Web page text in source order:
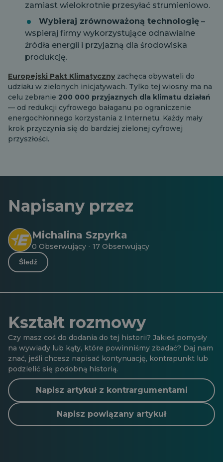
zamiast wielokrotnie przesyłać strumieniowo.
Wybieraj zrównoważoną technologię –
wspieraj firmy wykorzystujące odnawialne
źródła energii i przyjazną dla środowiska
produkcję.
Europejski Pakt Klimatycznyzachęca obywateli do
udziału w zielonych inicjatywach. Tylko tej wiosny ma na
celu zebranie 200 000 przyjaznych dla klimatu działań
— od redukcji cyfrowego bałaganu po ograniczenie
energochłonnego korzystania z Internetu. Każdy mały
krok przyczynia się do bardziej zielonej cyfrowej
przyszłości.
Napisany przez
Michalina Szpyrka
0 Obserwujący · 17 Obserwujący
Śledź
Kształt rozmowy
Czy masz coś do dodania do tej historii? Jakieś pomysły
na wywiady lub kąty, które powinniśmy zbadać? Daj nam
znać, jeśli chcesz napisać kontynuację, kontrapunkt lub
podzielić się podobną historią.
Napisz artykuł z kontrargumentami
Napisz powiązany artykuł